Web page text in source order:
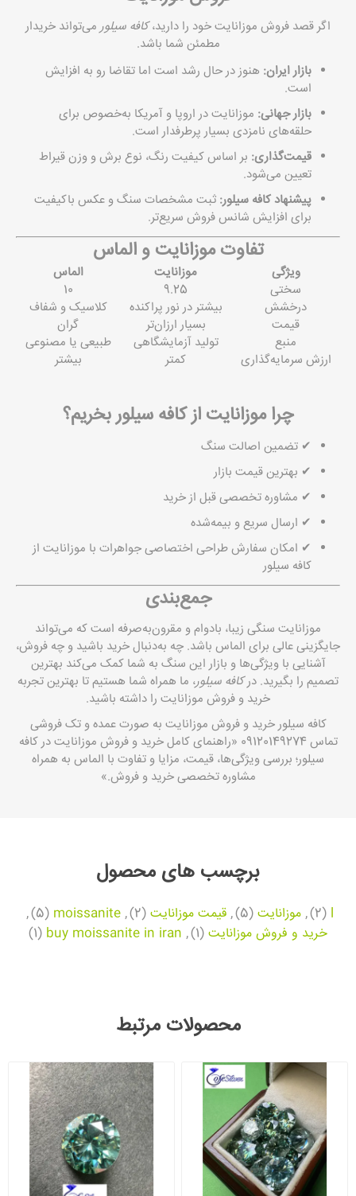
اگر قصد فروش موزانایت خود را دارید،کافه سیلور می‌تواند خریدار
مطمئن شما باشد.
بازار ایران: هنوز در حال رشد است اما تقاضا رو به افزایش
است.
بازار جهانی: موزانایت در اروپا و آمریکا به‌خصوص برای
حلقه‌های نامزدی بسیار پرطرفدار است.
قیمت‌گذاری: بر اساس کیفیت رنگ، نوع برش و وزن قیراط
تعیین می‌شود.
پیشنهاد کافه سیلور: ثبت مشخصات سنگ و عکس باکیفیت
برای افزایش شانس فروش سریع‌تر.
تفاوت موزانایت و الماس
ویژگی موزانایت
الماس
سختی
9.25
10
درخشش
بیشتر در نور پراکنده
کلاسیک و شفاف
قیمت
بسیار ارزان‌تر
گران
منبع
تولید آزمایشگاهی
طبیعی یا مصنوعی
ارزش سرمایه‌گذاری
کمتر بیشتر
چرا موزانایت ازکافه سیلوربخریم؟
✔ تضمین اصالت سنگ
✔ بهترین قیمت بازار
✔ مشاوره تخصصی قبل از خرید
✔ ارسال سریع و بیمه‌شده
✔ امکان سفارش طراحی اختصاصی جواهرات با موزانایت از
کافه سیلور
جمع‌بندی
موزانایت سنگی زیبا، بادوام و مقرون‌به‌صرفه است که می‌تواند
جایگزینی عالی برای الماس باشد. چه به‌دنبال خرید باشید و چه فروش،
آشنایی با ویژگی‌ها و بازار این سنگ به شما کمک می‌کند بهترین
تصمیم را بگیرید. درکافه سیلور، ما همراه شما هستیم تا بهترین تجربه
خرید و فروش موزانایت را داشته باشید.
کافه سیلور خرید و فروش موزانایت به صورت عمده و تک فروشی
تماس 09120149274 «راهنمای کامل خرید و فروش موزانایت در کافه
سیلور؛ بررسی ویژگی‌ها، قیمت، مزایا و تفاوت با الماس به همراه
مشاوره تخصصی خرید و فروش.»
برچسب های محصول
l
(2)
, موزانایت (5)
, قیمت موزانایت (2)
,
moissanite
(5)
,
خرید و فروش موزانایت (1)
,
buy moissanite in iran
(1)
محصولات مرتبط